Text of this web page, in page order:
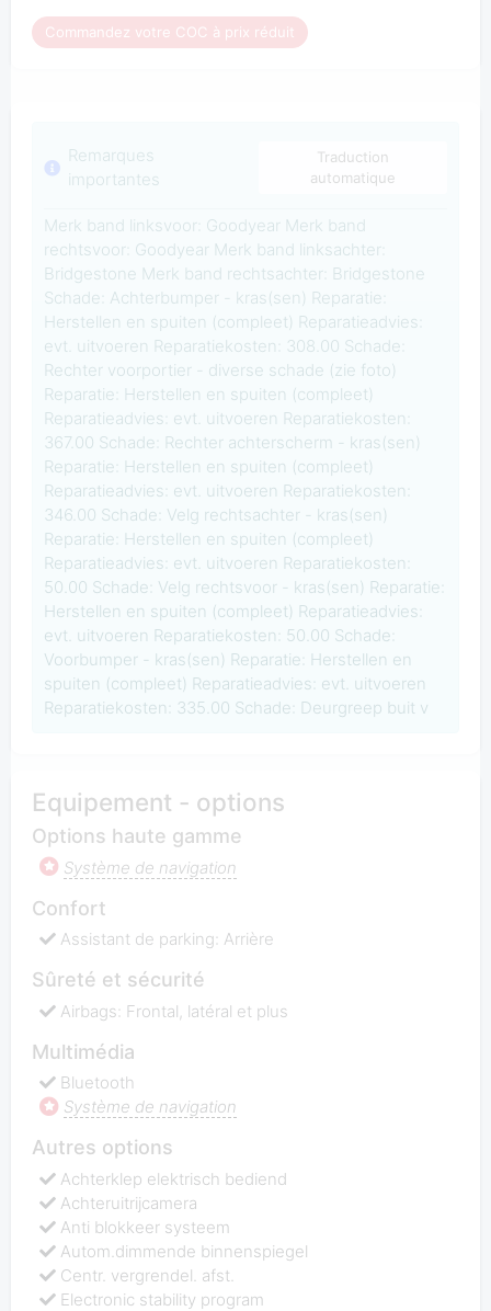
Commandez votre COC à prix réduit
Remarques
importantes
Traduction
automatique
Merk band linksvoor: Goodyear Merk band
rechtsvoor: Goodyear Merk band linksachter:
Bridgestone Merk band rechtsachter: Bridgestone
Schade: Achterbumper - kras(sen) Reparatie:
Herstellen en spuiten (compleet) Reparatieadvies:
evt. uitvoeren Reparatiekosten: 308.00 Schade:
Rechter voorportier - diverse schade (zie foto)
Reparatie: Herstellen en spuiten (compleet)
Reparatieadvies: evt. uitvoeren Reparatiekosten:
367.00 Schade: Rechter achterscherm - kras(sen)
Reparatie: Herstellen en spuiten (compleet)
Reparatieadvies: evt. uitvoeren Reparatiekosten:
346.00 Schade: Velg rechtsachter - kras(sen)
Reparatie: Herstellen en spuiten (compleet)
Reparatieadvies: evt. uitvoeren Reparatiekosten:
50.00 Schade: Velg rechtsvoor - kras(sen) Reparatie:
Herstellen en spuiten (compleet) Reparatieadvies:
evt. uitvoeren Reparatiekosten: 50.00 Schade:
Voorbumper - kras(sen) Reparatie: Herstellen en
spuiten (compleet) Reparatieadvies: evt. uitvoeren
Reparatiekosten: 335.00 Schade: Deurgreep buit v
Equipement - options
Options haute gamme
Système de navigation
Confort
Assistant de parking: Arrière
Sûreté et sécurité
Airbags: Frontal, latéral et plus
Multimédia
Bluetooth
Système de navigation
Autres options
Achterklep elektrisch bediend
Achteruitrijcamera
Anti blokkeer systeem
Autom.dimmende binnenspiegel
Centr. vergrendel. afst.
Electronic stability program